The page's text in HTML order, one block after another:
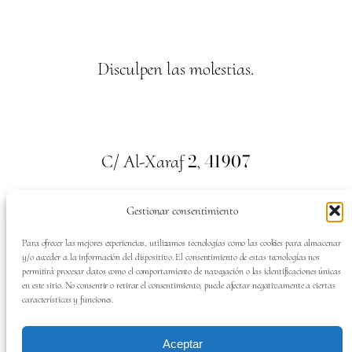
Gestionar consentimiento
Para ofrecer las mejores experiencias, utilizamos tecnologías como las cookies para almacenar
y/o acceder a la información del dispositivo. El consentimiento de estas tecnologías nos
permitirá procesar datos como el comportamiento de navegación o las identificaciones únicas
en este sitio. No consentir o retirar el consentimiento, puede afectar negativamente a ciertas
características y funciones.
Aceptar
Disculpen las molestias.
C/ Al-Xaraf2, 41907
Valencina de la Concepción. Sevilla
Tel:659700313
SÍGUENOS EN: